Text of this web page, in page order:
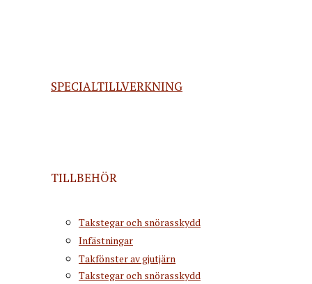
SPECIALTILLVERKNING
TILLBEHÖR
Takstegar och snörasskydd
Infästningar
Takfönster av gjutjärn
Takstegar och snörasskydd